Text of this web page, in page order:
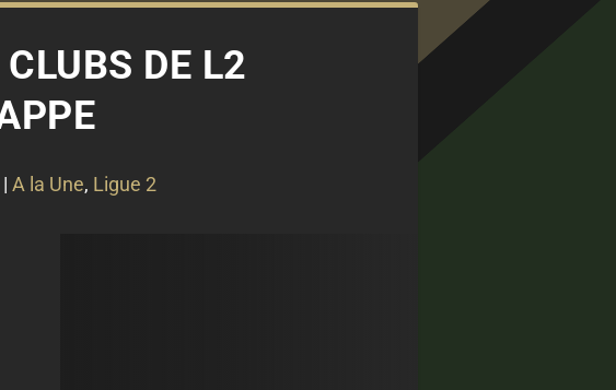
DE L2
| A la Une, Ligue 2